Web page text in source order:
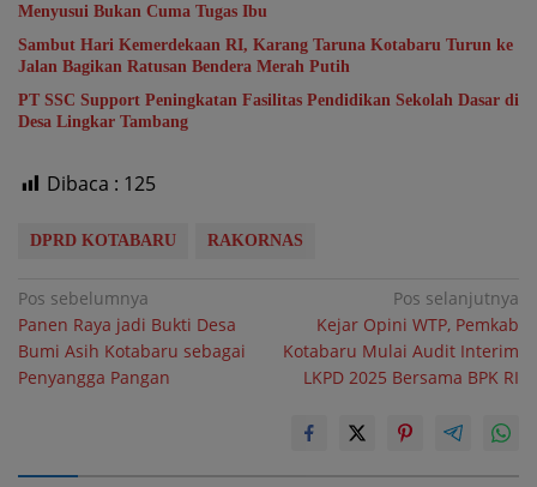
Menyusui Bukan Cuma Tugas Ibu
Sambut Hari Kemerdekaan RI, Karang Taruna Kotabaru Turun ke
Jalan Bagikan Ratusan Bendera Merah Putih
PT SSC Support Peningkatan Fasilitas Pendidikan Sekolah Dasar di
Desa Lingkar Tambang
Dibaca : 125
DPRD KOTABARU RAKORNAS
Navigasi
pos
Pos sebelumnya
Panen Raya jadi Bukti Desa
Bumi Asih Kotabaru sebagai
Penyangga Pangan
Pos selanjutnya
Kejar Opini WTP, Pemkab
Kotabaru Mulai Audit Interim
LKPD 2025 Bersama BPK RI